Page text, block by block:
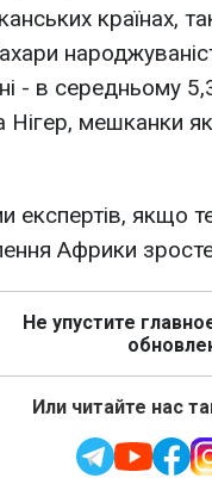
країнах,
- в середньому
мешканки
експертів, якщо
Африки
Не упустите
Или читайте нас